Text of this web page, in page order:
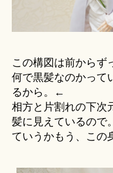
この構図は前からず
何で黒髪なのかって
るから。←
相方と片割れの下次
髪に見えているので。
ていうかもう、この